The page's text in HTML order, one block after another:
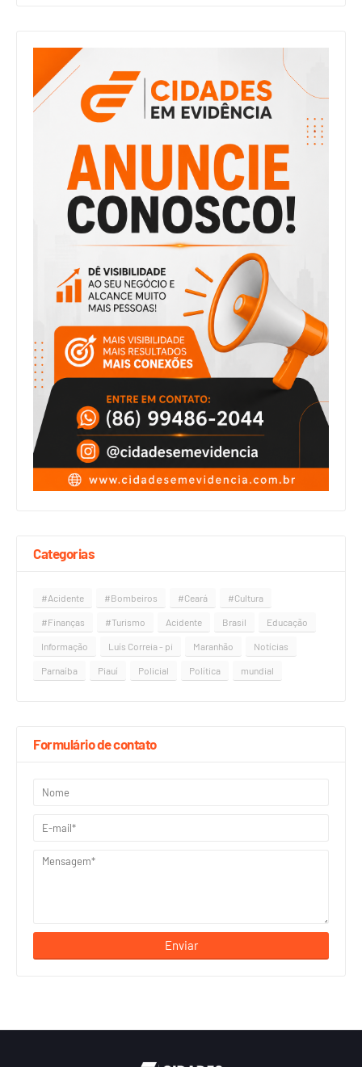
Categorias
#Acidente #Bombeiros #Ceará #Cultura
#Finanças #Turismo Acidente Brasil Educação
Informação Luís Correia - pi Maranhão Notícias
Parnaíba Piauí Policial Política mundial
Formulário de contato